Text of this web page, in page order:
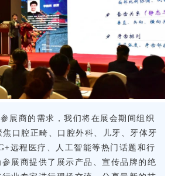
展商的需求，我们将在展会期间 组织
口腔正畸、口腔外科、儿牙、牙体牙
远程医疗、人工智能等热门话题和行
展商提供了展示产品、宣传品牌的绝